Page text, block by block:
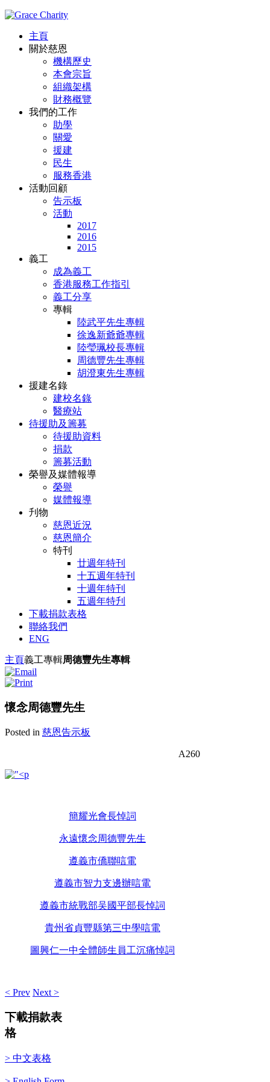
主頁
關於慈恩
機構歷史
本會宗旨
組織架構
財務概覽
我們的工作
助學
關愛
援建
民生
服務香港
活動回顧
告示板
活動
2017
2016
2015
義工
成為義工
香港服務工作指引
義工分享
專輯
陸武平先生專輯
徐逸新爺爺專輯
陸瑩珮校長專輯
周德豐先生專輯
胡澄東先生專輯
援建名錄
建校名錄
醫療站
待援助及籌募
待援助資料
捐款
籌募活動
榮譽及媒體報導
榮譽
媒體報導
刋物
慈恩近況
慈恩簡介
特刊
廿週年特刊
十五週年特刊
十週年特刊
五週年特刋
下載捐款表格
聯絡我們
ENG
主頁義工專輯周德豐先生專輯
懷念周德豐先生
Posted in 慈恩告示板
A260
簡耀光會長悼詞
永遠懷念周德豐先生
遵義市僑聯唁電
遵義市智力支邊辦唁電
遵義市統戰部吴國平部長悼詞
貴州省貞豐縣第三中學唁電
圖興仁一中全體師生員工沉痛悼詞
< Prev Next >
下載捐款表
格
> 中文表格